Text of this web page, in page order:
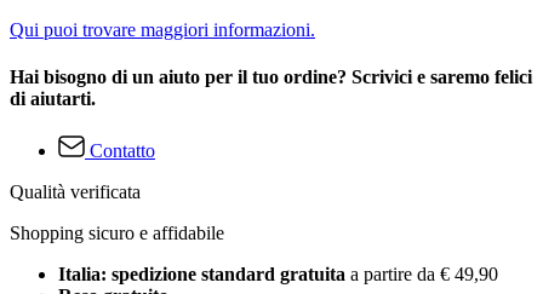
Qui puoi trovare maggiori informazioni.
Hai bisogno di un aiuto per il tuo ordine? Scrivici e saremo felici
di aiutarti.
Contatto
Qualità verificata
Shopping sicuro e affidabile
Italia: spedizione standard gratuita a partire da € 49,90